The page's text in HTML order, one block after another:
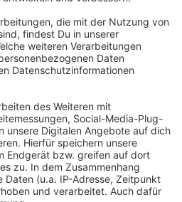
bei Zülpich-Weiler in der
geprallt und gestorben.